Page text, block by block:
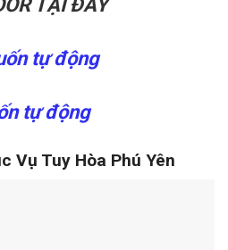
TẠI ĐÂY
tự động
tự động
Vụ Tuy Hòa Phú Yên